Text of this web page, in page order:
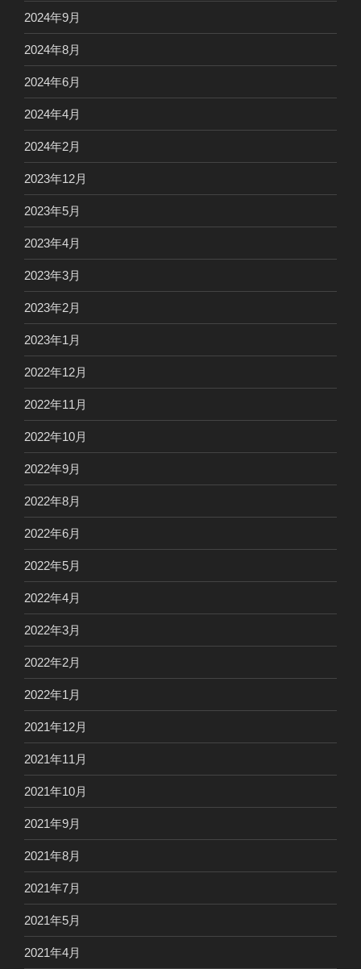
2024年9月
2024年8月
2024年6月
2024年4月
2024年2月
2023年12月
2023年5月
2023年4月
2023年3月
2023年2月
2023年1月
2022年12月
2022年11月
2022年10月
2022年9月
2022年8月
2022年6月
2022年5月
2022年4月
2022年3月
2022年2月
2022年1月
2021年12月
2021年11月
2021年10月
2021年9月
2021年8月
2021年7月
2021年5月
2021年4月